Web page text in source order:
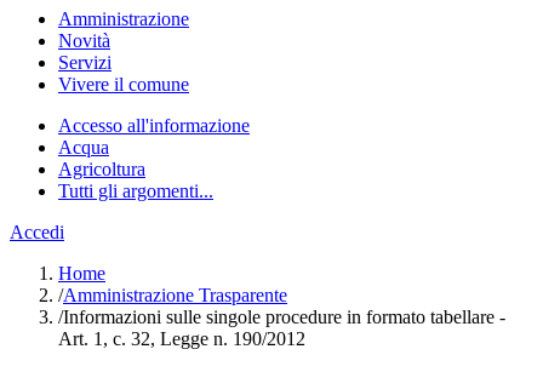
Amministrazione
Novità
Servizi
Vivere il comune
Accesso all'informazione
Acqua
Agricoltura
Tutti gli argomenti...
Accedi
Home
/Amministrazione Trasparente
/Informazioni sulle singole procedure in formato tabellare -
Art. 1, c. 32, Legge n. 190/2012